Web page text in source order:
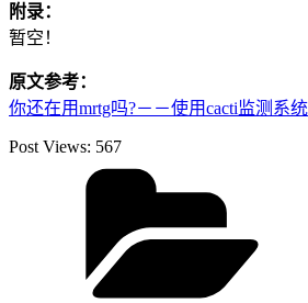
附录：
暂空！
原文参考：
你还在用mrtg吗?－－使用cacti监测系
Post Views: 567